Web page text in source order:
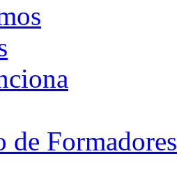
de Formadores